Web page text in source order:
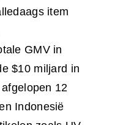
item
GMV in
$10 miljard in
12
Indonesië